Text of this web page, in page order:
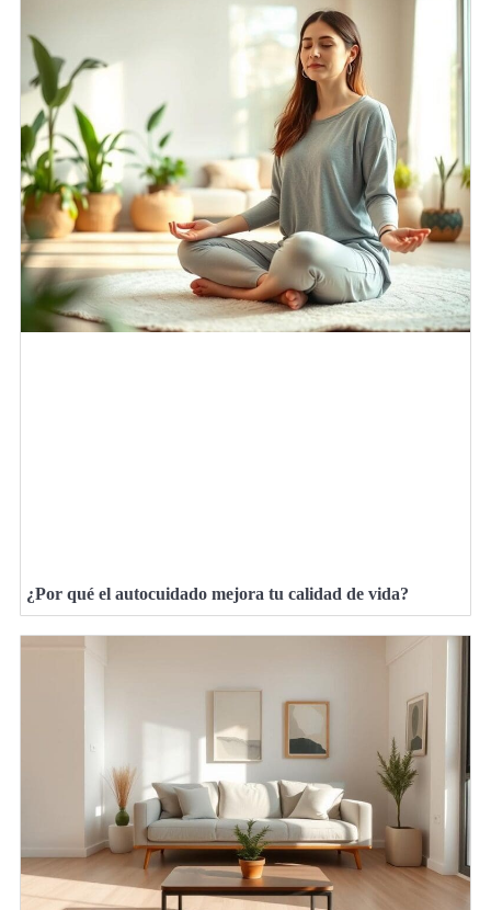
¿Por qué el autocuidado mejora tu calidad de vida?